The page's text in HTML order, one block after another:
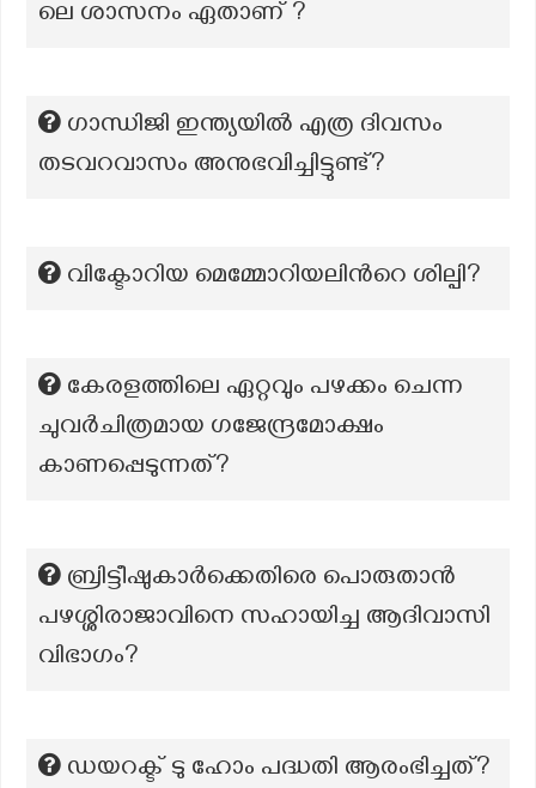
ലെ ശാസനം ഏതാണ് ?
ഗാന്ധിജി ഇന്ത്യയിൽ എത്ര ദിവസം
തടവറവാസം അനുഭവിച്ചിട്ടുണ്ട്?
വിക്ടോറിയ മെമ്മോറിയലിന്‍റെ ശില്പി?
കേരളത്തിലെ ഏറ്റവും പഴക്കം ചെന്ന
ചുവര്‍ചിത്രമായ ഗജേന്ദ്രമോക്ഷം
കാണപ്പെടുന്നത്?
ബ്രിട്ടീഷുകാർക്കെതിരെ പൊരുതാൻ
പഴശ്ശിരാജാവിനെ സഹായിച്ച ആദിവാസി
വിഭാഗം?
ഡയറക്ട് ടു ഹോം പദ്ധതി ആരംഭിച്ചത്?